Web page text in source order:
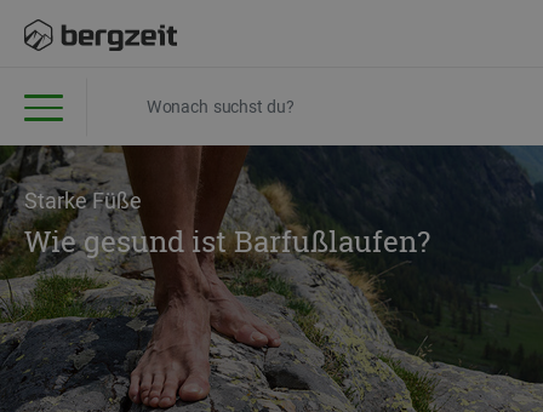
Starke Füße
Wie gesund ist Barfußlaufen?